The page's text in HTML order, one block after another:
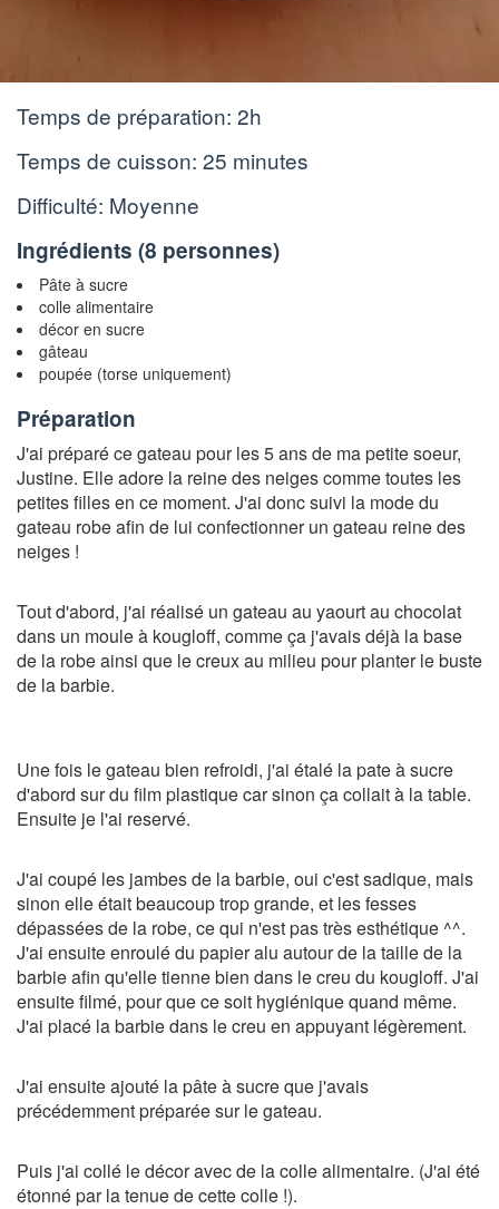
Temps de préparation: 2h
Temps de cuisson: 25 minutes
Difficulté: Moyenne
Ingrédients (8 personnes)
Pâte à sucre
colle alimentaire
décor en sucre
gâteau
poupée (torse uniquement)
Préparation
J'ai préparé ce gateau pour les 5 ans de ma petite soeur,
Justine. Elle adore la reine des neiges comme toutes les
petites filles en ce moment. J'ai donc suivi la mode du
gateau robe afin de lui confectionner un gateau reine des
neiges !
Tout d'abord, j'ai réalisé un gateau au yaourt au chocolat
dans un moule à kougloff, comme ça j'avais déjà la base
de la robe ainsi que le creux au milieu pour planter le buste
de la barbie.
Une fois le gateau bien refroidi, j'ai étalé la pate à sucre
d'abord sur du film plastique car sinon ça collait à la table.
Ensuite je l'ai reservé.
J'ai coupé les jambes de la barbie, oui c'est sadique, mais
sinon elle était beaucoup trop grande, et les fesses
dépassées de la robe, ce qui n'est pas très esthétique ^^.
J'ai ensuite enroulé du papier alu autour de la taille de la
barbie afin qu'elle tienne bien dans le creu du kougloff. J'ai
ensuite filmé, pour que ce soit hygiénique quand même.
J'ai placé la barbie dans le creu en appuyant légèrement.
J'ai ensuite ajouté la pâte à sucre que j'avais
précédemment préparée sur le gateau.
Puis j'ai collé le décor avec de la colle alimentaire. (J'ai été
étonné par la tenue de cette colle !).